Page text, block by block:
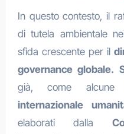
In questo contesto, il
di tutela ambientale
sfida crescente per il
governance globale.
già, come
internazionale
elaborati dalla